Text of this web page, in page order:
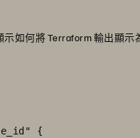
示如何將 Terraform 輸出顯示
{